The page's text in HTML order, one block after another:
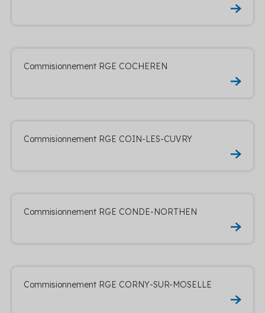
Commisionnement RGE COCHEREN
Commisionnement RGE COIN-LES-CUVRY
Commisionnement RGE CONDE-NORTHEN
Commisionnement RGE CORNY-SUR-MOSELLE